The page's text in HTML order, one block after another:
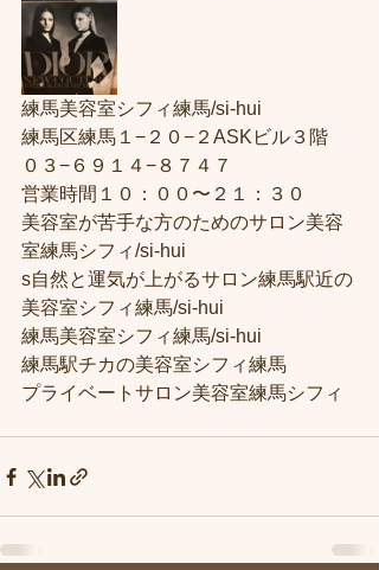
練馬美容室シフィ練馬/si-hui
練馬区練馬１−２０−２ASKビル３階
０３−６９１４−８７４７
営業時間１０：００〜２１：３０
美容室が苦手な方のためのサロン美容
室練馬シフィ/si-hui
s自然と運気が上がるサロン練馬駅近の
美容室シフィ練馬/si-hui
練馬美容室シフィ練馬/si-hui
練馬駅チカの美容室シフィ練馬
プライベートサロン美容室練馬シフィ